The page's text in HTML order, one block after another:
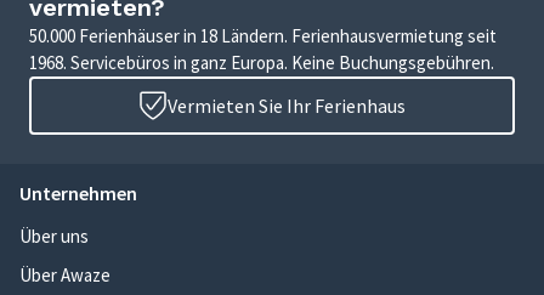
vermieten?
50.000 Ferienhäuser in 18 Ländern. Ferienhausvermietung seit
1968. Servicebüros in ganz Europa. Keine Buchungsgebühren.
Vermieten Sie Ihr Ferienhaus
Unternehmen
Über uns
Über Awaze